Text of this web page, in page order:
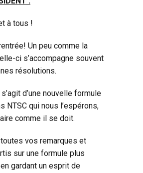
à tous !
Un peu comme la
ci s’accompagne souvent
résolutions.
d’une nouvelle formule
NTSC qui nous l’espérons,
comme il se doit.
vos remarques et
sur une formule plus
gardant un esprit de